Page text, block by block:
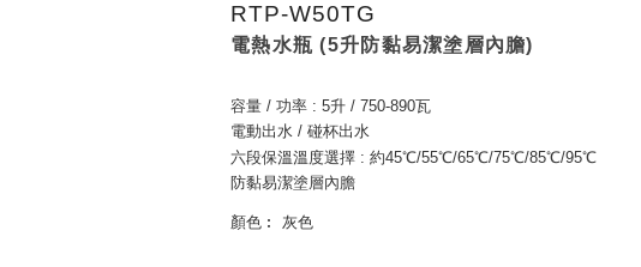
RTP-W50TG
電熱水瓶 (5升防黏易潔塗層內膽)
容量 / 功率 : 5升 / 750-890瓦
電動出水 / 碰杯出水
六段保溫溫度選擇 : 約45℃/55℃/65℃/75℃/85℃/95℃
防黏易潔塗層內膽
顏色︰ 灰色